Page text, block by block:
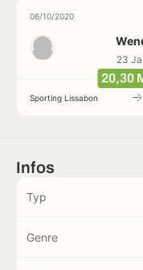
06/10/2020
23
20,30
Sporting Lissabon
Infos
Typ
Genre